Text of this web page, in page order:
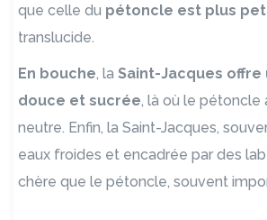
que celle du pétoncle est plus
translucide.
En bouche, la Saint-Jacques offre
douce et sucrée, là où le pétoncle
neutre. Enfin, la Saint-Jacques,
eaux froides et encadrée par des
chère que le pétoncle, souvent